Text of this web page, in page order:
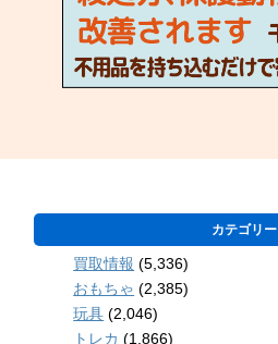
カテゴリー
買取情報 (5,336)
おもちゃ (2,385)
玩具 (2,046)
トレカ (1,866)